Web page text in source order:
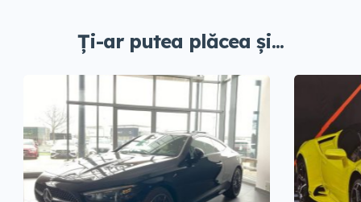
Ți-ar putea plăcea și...